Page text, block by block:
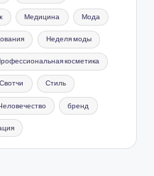
Медицина Мода
Неделя моды
косметика
Свотчи Стиль
бренд